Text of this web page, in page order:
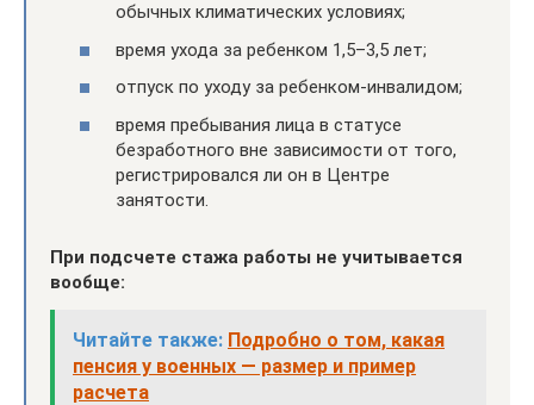
обычных климатических условиях;
время ухода за ребенком 1,5–3,5 лет;
отпуск по уходу за ребенком-инвалидом;
время пребывания лица в статусе
безработного вне зависимости от того,
регистрировался ли он в Центре
занятости.
При подсчете стажа работы не учитывается
вообще:
Читайте также: Подробно о том, какая
пенсия у военных — размер и пример
расчета